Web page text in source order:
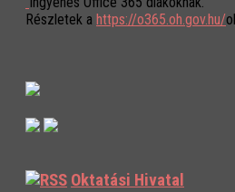
Részletek a https://o365.oh.gov.hu/
Oktatási Hivatal